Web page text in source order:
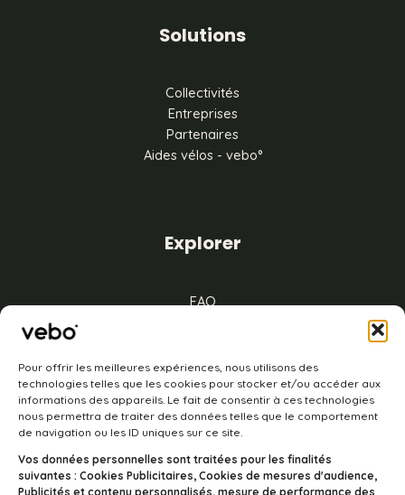
Pour offrir les meilleures expériences, nous utilisons des
technologies telles que les cookies pour stocker et/ou accéder aux
informations des appareils. Le fait de consentir à ces technologies
nous permettra de traiter des données telles que le comportement
de navigation ou les ID uniques sur ce site.
Vos données personnelles sont traitées pour les finalités
suivantes : Cookies Publicitaires, Cookies de mesures d'audience,
Publicités et contenu personnalisés, mesure de performance des
Solutions
Collectivités
Entreprises
Partenaires
Aides vélos - vebo°
Explorer
FAQ
Cookies
À propos